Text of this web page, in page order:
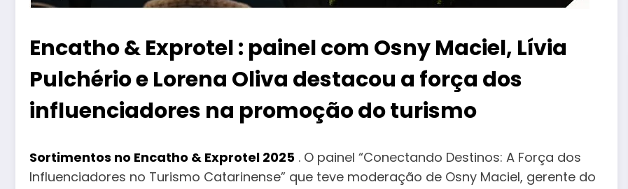
Encatho & Exprotel : painel com Osny Maciel, Lívia
Pulchério e Lorena Oliva destacou a força dos
influenciadores na promoção do turismo
Sortimentos no Encatho & Exprotel 2025 . O painel “Conectando Destinos: A Força dos
Influenciadores no Turismo Catarinense” que teve moderação de Osny Maciel, gerente do